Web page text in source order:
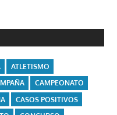
ATLETISMO
CAMPEONATO
CASOS POSITIVOS